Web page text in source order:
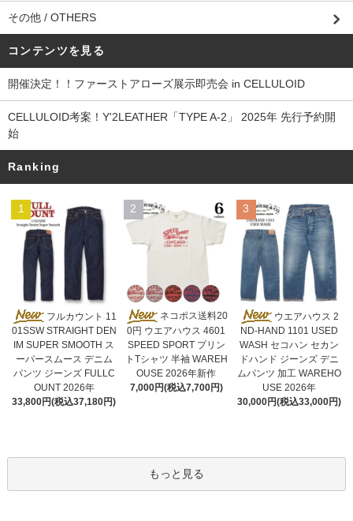
その他 / OTHERS
コンテンツを見る
開催決定！！ファーストアローズ展示即売会 in CELLULOID
CELLULOID考案！Y'2LEATHER「TYPE A-2」 2025年 先行予約開
始
Ranking
1
フルカウント 11
01SSW STRAIGHT DEN
IM SUPER SMOOTH ス
ーパースムース デニム
パンツ ジーンズ FULLC
OUNT 2026年
33,800円(税込37,180円)
2
ネコポス送料20
0円 ウエアハウス 4601
SPEED SPORT プリン
トTシャツ 半袖 WAREH
OUSE 2026年新作
7,000円(税込7,700円)
3
ウエアハウス 2
ND-HAND 1101 USED
WASH セコハン セカン
ドハンド ジーンズ デニ
ムパンツ 加工 WAREHO
USE 2026年
30,000円(税込33,000円)
もっと見る